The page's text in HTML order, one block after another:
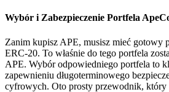
Wybór i Zabezpieczenie Portfela
Zanim kupisz APE, musisz mieć gotowy
ERC-20. To właśnie do tego portfela
APE. Wybór odpowiedniego portfela to
zapewnieniu długoterminowego
cyfrowych. Oto prosty przewodnik, który